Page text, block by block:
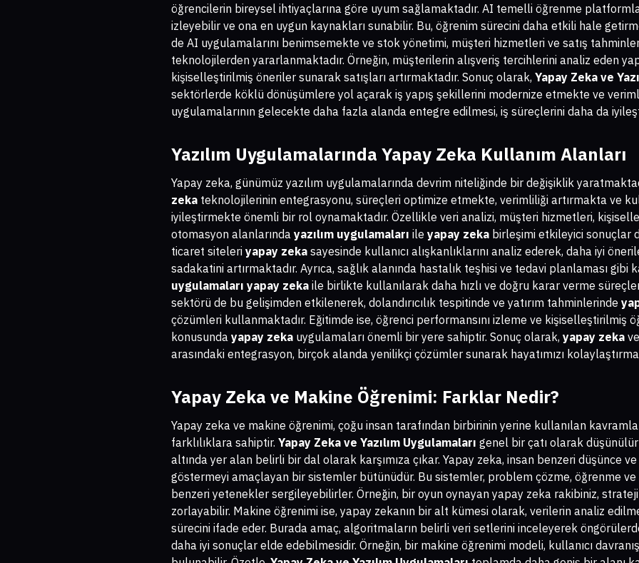
öğrencilerin bireysel ihtiyaçlarına göre uyum sağlamaktadır. AI temelli öğrenme
izleyebilir ve ona en uygun kaynakları sunabilir. Bu, öğrenim sürecini daha etkili hale
de AI uygulamalarını benimsemekte ve stok yönetimi, müşteri hizmetleri ve satış
teknolojilerden yararlanmaktadır. Örneğin, müşterilerin alışveriş tercihlerini analiz eden
kişiselleştirilmiş öneriler sunarak satışları artırmaktadır. Sonuç olarak, Yapay Zeka ve
sektörlerde köklü dönüşümlere yol açarak iş yapış şekillerini modernize etmekte ve
uygulamalarının gelecekte daha fazla alanda entegre edilmesi, iş süreçlerini daha da
Yazılım Uygulamalarında Yapay Zeka Kullanım Alanları
Yapay zeka, günümüz yazılım uygulamalarında devrim niteliğinde bir değişiklik
zeka teknolojilerinin entegrasyonu, süreçleri optimize etmekte, verimliliği artırmakta ve
iyileştirmekte önemli bir rol oynamaktadır. Özellikle veri analizi, müşteri hizmetleri,
otomasyon alanlarında yazılım uygulamaları ile yapay zeka birleşimi etkileyici sonuçlar
ticaret siteleri yapay zeka sayesinde kullanıcı alışkanlıklarını analiz ederek, daha iyi
sadakatini artırmaktadır. Ayrıca, sağlık alanında hastalık teşhisi ve tedavi planlaması gibi
uygulamaları yapay zeka ile birlikte kullanılarak daha hızlı ve doğru karar verme
sektörü de bu gelişimden etkilenerek, dolandırıcılık tespitinde ve yatırım tahminlerinde
çözümleri kullanmaktadır. Eğitimde ise, öğrenci performansını izleme ve kişiselleştirilmiş
konusunda yapay zeka uygulamaları önemli bir yere sahiptir. Sonuç olarak, yapay zeka
arasındaki entegrasyon, birçok alanda yenilikçi çözümler sunarak hayatımızı
Yapay Zeka ve Makine Öğrenimi: Farklar Nedir?
Yapay zeka ve makine öğrenimi, çoğu insan tarafından birbirinin yerine kullanılan
farklılıklara sahiptir. Yapay Zeka ve Yazılım Uygulamaları genel bir çatı olarak
altında yer alan belirli bir dal olarak karşımıza çıkar. Yapay zeka, insan benzeri düşünce
göstermeyi amaçlayan bir sistemler bütünüdür. Bu sistemler, problem çözme, öğrenme
benzeri yetenekler sergileyebilirler. Örneğin, bir oyun oynayan yapay zeka rakibiniz,
zorlayabilir. Makine öğrenimi ise, yapay zekanın bir alt kümesi olarak, verilerin analiz
sürecini ifade eder. Burada amaç, algoritmaların belirli veri setlerini inceleyerek
daha iyi sonuçlar elde edebilmesidir. Örneğin, bir makine öğrenimi modeli, kullanıcı